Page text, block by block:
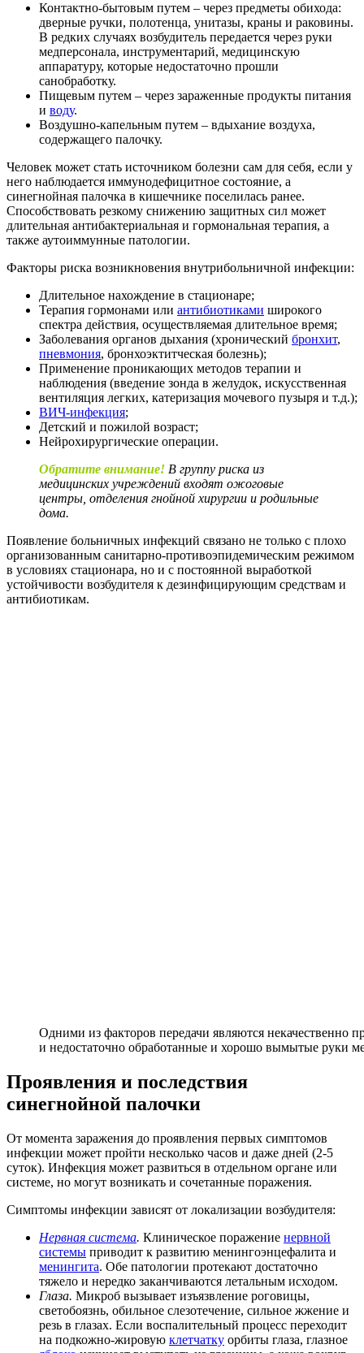
Контактно-бытовым путем – через предметы обихода:
дверные ручки, полотенца, унитазы, краны и раковины.
В редких случаях возбудитель передается через руки
медперсонала, инструментарий, медицинскую
аппаратуру, которые недостаточно прошли
санобработку.
Пищевым путем – через зараженные продукты питания
и воду.
Воздушно-капельным путем – вдыхание воздуха,
содержащего палочку.
Человек может стать источником болезни сам для себя, если у
него наблюдается иммунодефицитное состояние, а
синегнойная палочка в кишечнике поселилась ранее.
Способствовать резкому снижению защитных сил может
длительная антибактериальная и гормональная терапия, а
также аутоиммунные патологии.
Факторы риска возникновения внутрибольничной инфекции:
Длительное нахождение в стационаре;
Терапия гормонами или антибиотиками широкого
спектра действия, осуществляемая длительное время;
Заболевания органов дыхания (хронический бронхит,
пневмония, бронхоэктитческая болезнь);
Применение проникающих методов терапии и
наблюдения (введение зонда в желудок, искусственная
вентиляция легких, катеризация мочевого пузыря и т.д.);
ВИЧ-инфекция;
Детский и пожилой возраст;
Нейрохирургические операции.
Обратите внимание! В группу риска из
медицинских учреждений входят ожоговые
центры, отделения гнойной хирургии и родильные
дома.
Появление больничных инфекций связано не только с плохо
организованным санитарно-противоэпидемическим режимом
в условиях стационара, но и с постоянной выработкой
устойчивости возбудителя к дезинфицирующим средствам и
антибиотикам.
Одними из факторов передачи являются некачественно
и недостаточно обработанные и хорошо вымытые руки
Проявления и последствия
синегнойной палочки
От момента заражения до проявления первых симптомов
инфекции может пройти несколько часов и даже дней (2-5
суток). Инфекция может развиться в отдельном органе или
системе, но могут возникать и сочетанные поражения.
Симптомы инфекции зависят от локализации возбудителя:
Нервная система. Клиническое поражение нервной
системы приводит к развитию менингоэнцефалита и
менингита. Обе патологии протекают достаточно
тяжело и нередко заканчиваются летальным исходом.
Глаза. Микроб вызывает изъязвление роговицы,
светобоязнь, обильное слезотечение, сильное жжение и
резь в глазах. Если воспалительный процесс переходит
на подкожно-жировую клетчатку орбиты глаза, глазное